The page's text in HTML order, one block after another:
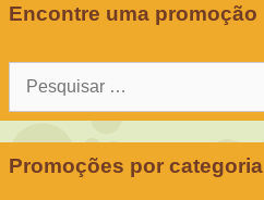
Encontre uma promoção
Promoções por categoria